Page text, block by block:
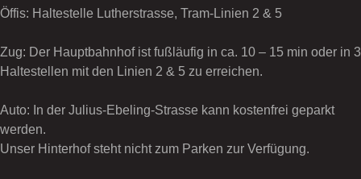
Öffis: Haltestelle Lutherstrasse, Tram-Linien 2 & 5
Zug: Der Hauptbahnhof ist fußläufig in ca. 10 – 15 min oder in 3
Haltestellen mit den Linien 2 & 5 zu erreichen.
Auto: In der Julius-Ebeling-Strasse kann kostenfrei geparkt
werden.
Unser Hinterhof steht nicht zum Parken zur Verfügung.